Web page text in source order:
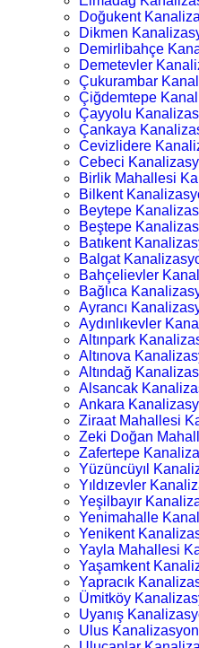
Doğukent
Dikmen
Demirlibahçe
Demetevler
Çukurambar
Çiğdemtepe
Çayyolu
Çankaya
Cevizlidere
Cebeci
Birlik Mahallesi
Bilkent
Beytepe
Beştepe
Batıkent
Balgat
Bahçelievler
Bağlıca
Ayrancı
Aydınlıkevler
Altınpark
Altınova
Altındağ
Alsancak
Ankara
Ziraat Mahallesi
Zeki Doğan
Zafertepe
Yüzüncüyıl
Yıldızevler
Yeşilbayır
Yenimahalle
Yenikent
Yayla Mahallesi
Yaşamkent
Yapracık
Ümitköy
Uyanış
Ulus